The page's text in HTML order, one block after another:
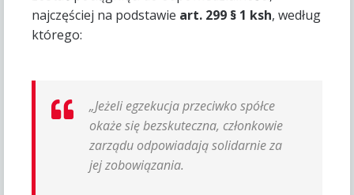
najczęściej na podstawie art. 299 § 1 ksh, według
którego:
„Jeżeli egzekucja przeciwko spółce
okaże się bezskuteczna, członkowie
zarządu odpowiadają solidarnie za
jej zobowiązania.